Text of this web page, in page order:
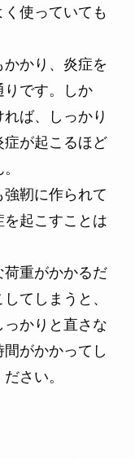
使っていても
かり、炎症を
りです。しか
ば、しっかり
が起こるほど
靭に作られて
起こすことは
荷重がかかるだ
てしまうと、
かりと直さな
がかかってし
さい。